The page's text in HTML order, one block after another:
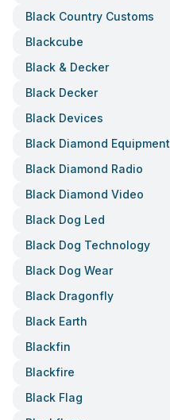
Black Country Customs
Blackcube
Black & Decker
Black Decker
Black Devices
Black Diamond Equipment
Black Diamond Radio
Black Diamond Video
Black Dog Led
Black Dog Technology
Black Dog Wear
Black Dragonfly
Black Earth
Blackfin
Blackfire
Black Flag